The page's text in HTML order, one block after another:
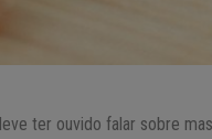
ter ouvido falar sobre